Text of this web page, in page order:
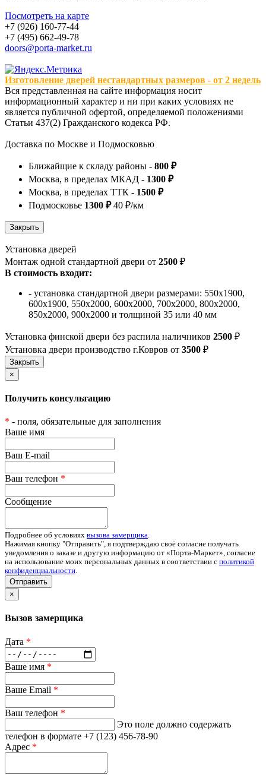
Посмотреть на карте
+7 (926) 160-77-44
+7 (495) 662-49-78
doors@porta-market.ru
Изготовление дверей нестандартных размеров - от 2 недель
Вся представленная на сайте информация носит
информационный характер и ни при каких условиях не
является публичной офертой, определяемой положениями
Статьи 437(2) Гражданского кодекса РФ.
Доставка по Москве и Подмосковью
Ближайщие к складу районы - 800 ₽
Москва, в пределах МКАД - 1300 ₽
Москва, в пределах ТТК - 1500 ₽
Подмосковье 1300 ₽40 ₽/км
Установка дверей
Монтаж одной стандартной двери от 2500 ₽
В стоимость входит:
- установка стандартной двери размерами: 550х1900,
600х1900, 550х2000, 600х2000, 700х2000, 800х2000,
850х2000, 900х2000 и толщиной 35 или 40 мм
Установка финской двери без распила наличников 2500 ₽
Установка двери производство г.Ковров от 3500 ₽
×
Получить консультацию
* - поля, обязательные для заполнения
Ваше имя
Ваш E-mail
Ваш телефон *
Сообщение
Подробнее об условиях вызова замерщика.
Нажимая кнопку "Отправить", я подтверждаю своё согласие получать
уведомления о заказе и другую информацию от «Порта-Маркет», согласие
на использование моих персональных данных в соответствии с политикой
конфиденциальности.
Отправить
×
Вызов замерщика
Дата *
Ваше имя *
Ваше Email *
Ваш телефон *
Это поле должно содержать
телефон в формате +7 (123) 456-78-90
Адрес *